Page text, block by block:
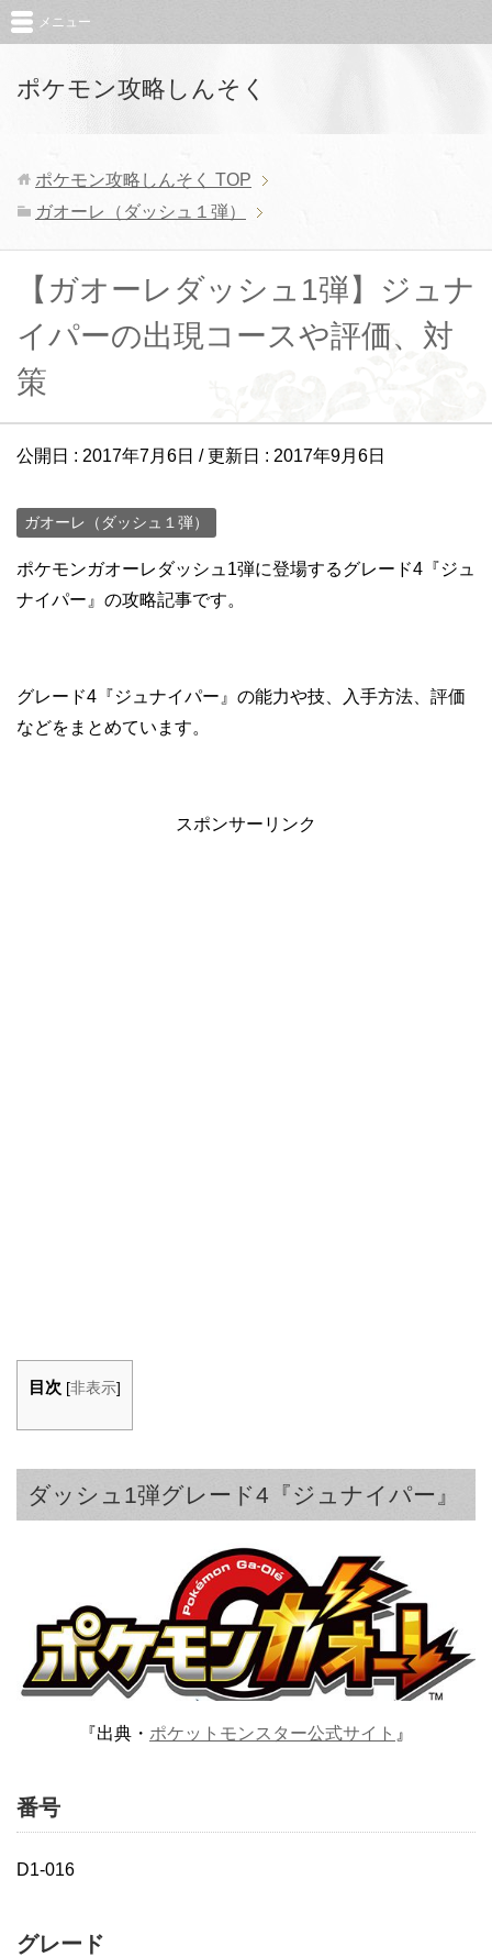
ポケモン攻略しんそく
メニュー
ポケモン攻略しんそく TOP
ガオーレ（ダッシュ１弾）
【ガオーレダッシュ1弾】ジュナ
イパーの出現コースや評価、対
策
公開日 : 2017年7月6日 / 更新日 : 2017年9月6日
ガオーレ（ダッシュ１弾）
ポケモンガオーレダッシュ1弾に登場するグレード4『ジュ
ナイパー』の攻略記事です。
グレード4『ジュナイパー』の能力や技、入手方法、評価
などをまとめています。
スポンサーリンク
目次 [非表示]
ダッシュ1弾グレード4『ジュナイパー』
『出典・ ポケットモンスター公式サイト 』
番号
D1-016
グレード